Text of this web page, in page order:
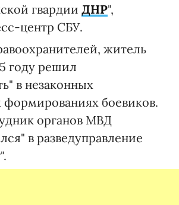
гвардии ДНР",
центр СБУ.
житель
году решил
в незаконных
боевиков.
органов МВД
в разведуправление